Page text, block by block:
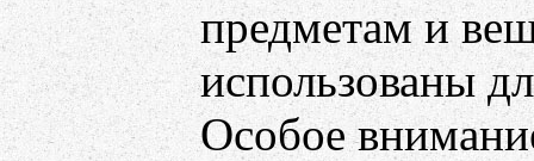
предметам и
использованы
Особое